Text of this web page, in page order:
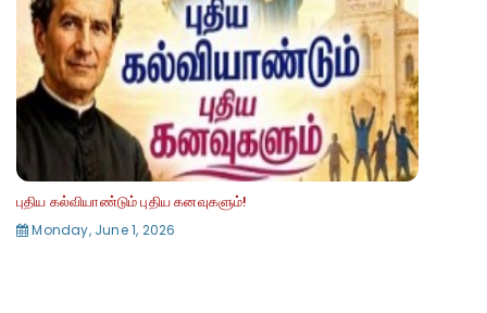
புதிய கல்வியாண்டும் புதிய கனவுகளும்!
Monday, June 1, 2026